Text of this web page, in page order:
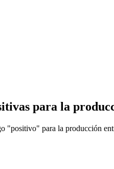
para la
para la producción